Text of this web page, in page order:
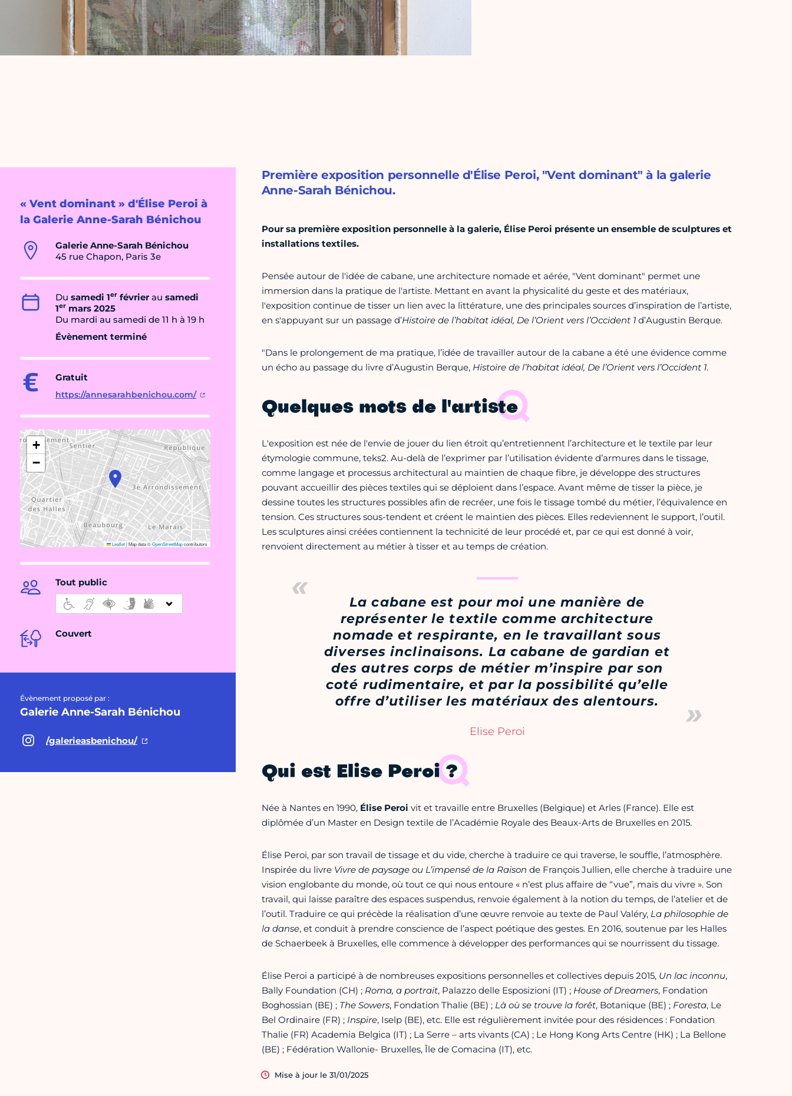
« Vent dominant » d'Élise Peroi à
la Galerie Anne-Sarah Bénichou
Galerie Anne-Sarah Bénichou
45 rue Chapon, Paris 3e
Du samedi 1er févrierau samedi
1er mars 2025
Du mardi au samedi de 11 h à 19 h
Évènement terminé
Gratuit
https://annesarahbenichou.com/
+
−
Leaflet|Map data ©OpenStreetMapcontributors
Tout public
Couvert
Évènement proposé par :
Galerie Anne-Sarah Bénichou
/galerieasbenichou/
Première exposition personnelle d'Élise Peroi, "Vent dominant" à la galerie
Anne-Sarah Bénichou.
Pour sa première exposition personnelle à la galerie, Élise Peroi présente un ensemble de sculptures et
installations textiles.
Pensée autour de l'idée de cabane, une architecture nomade et aérée, "Vent dominant" permet une
immersion dans la pratique de l'artiste. Mettant en avant la physicalité du geste et des matériaux,
l'exposition continue de tisser un lien avec la littérature, une des principales sources d’inspiration de l’artiste,
en s'appuyant sur un passage d’Histoire de l’habitat idéal, De l’Orient vers l’Occident 1d’Augustin Berque.
"Dans le prolongement de ma pratique, l’idée de travailler autour de la cabane a été une évidence comme
un écho au passage du livre d’Augustin Berque, Histoire de l’habitat idéal, De l’Orient vers l’Occident 1.
Quelques mots de l'artiste
L'exposition est née de l'envie de jouer du lien étroit qu’entretiennent l’architecture et le textile par leur
étymologie commune, teks2. Au-delà de l’exprimer par l’utilisation évidente d’armures dans le tissage,
comme langage et processus architectural au maintien de chaque fibre, je développe des structures
pouvant accueillir des pièces textiles qui se déploient dans l’espace. Avant même de tisser la pièce, je
dessine toutes les structures possibles afin de recréer, une fois le tissage tombé du métier, l’équivalence en
tension. Ces structures sous-tendent et créent le maintien des pièces. Elles redeviennent le support, l’outil.
Les sculptures ainsi créées contiennent la technicité de leur procédé et, par ce qui est donné à voir,
renvoient directement au métier à tisser et au temps de création.
La cabane est pour moi une manière de
représenter le textile comme architecture
nomade et respirante, en le travaillant sous
diverses inclinaisons. La cabane de gardian et
des autres corps de métier m’inspire par son
coté rudimentaire, et par la possibilité qu’elle
offre d’utiliser les matériaux des alentours.
Elise Peroi
Qui est Elise Peroi ?
Née à Nantes en 1990, Élise Peroi vit et travaille entre Bruxelles (Belgique) et Arles (France). Elle est
diplômée d’un Master en Design textile de l’Académie Royale des Beaux-Arts de Bruxelles en 2015.
Élise Peroi, par son travail de tissage et du vide, cherche à traduire ce qui traverse, le souffle, l’atmosphère.
Inspirée du livre Vivre de paysage ou L’impensé de la Raison de François Jullien, elle cherche à traduire une
vision englobante du monde, où tout ce qui nous entoure « n’est plus affaire de “vue”, mais du vivre ». Son
travail, qui laisse paraître des espaces suspendus, renvoie également à la notion du temps, de l’atelier et de
l’outil. Traduire ce qui précède la réalisation d’une œuvre renvoie au texte de Paul Valéry, La philosophie de
la danse, et conduit à prendre conscience de l’aspect poétique des gestes. En 2016, soutenue par les Halles
de Schaerbeek à Bruxelles, elle commence à développer des performances qui se nourrissent du tissage.
Élise Peroi a participé à de nombreuses expositions personnelles et collectives depuis 2015, Un lac inconnu,
Bally Foundation (CH) ; Roma, a portrait, Palazzo delle Esposizioni (IT) ; House of Dreamers, Fondation
Boghossian (BE) ; The Sowers, Fondation Thalie (BE) ; Là où se trouve la forêt, Botanique (BE) ; Foresta, Le
Bel Ordinaire (FR) ; Inspire, Iselp (BE), etc. Elle est régulièrement invitée pour des résidences : Fondation
Thalie (FR) Academia Belgica (IT) ; La Serre – arts vivants (CA) ; Le Hong Kong Arts Centre (HK) ; La Bellone
(BE) ; Fédération Wallonie- Bruxelles, Île de Comacina (IT), etc.
Mise à jour le 31/01/2025